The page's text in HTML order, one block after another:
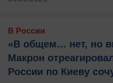
В России
«В общем… нет, но
Макрон
России по Киеву